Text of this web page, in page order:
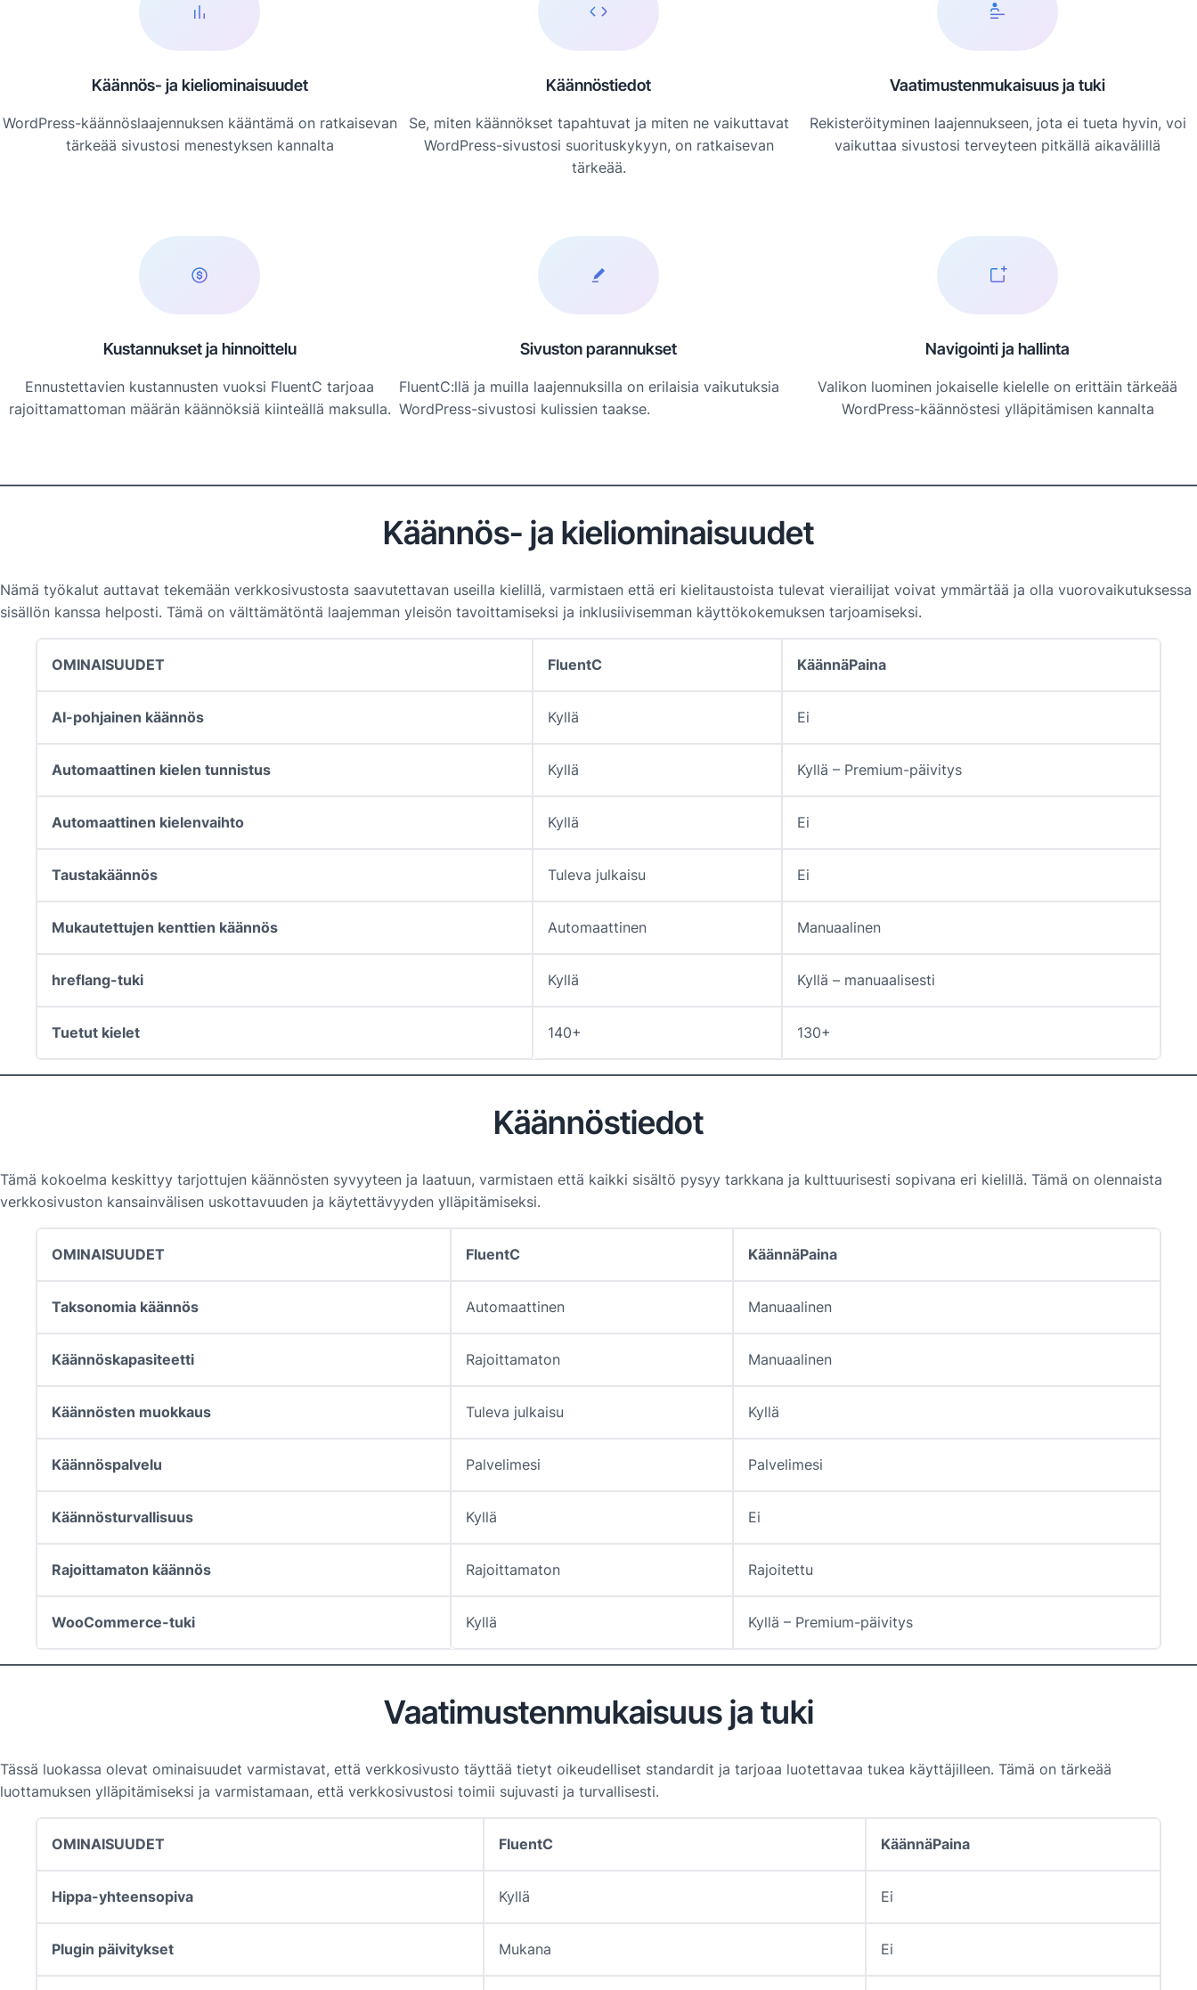
Käännös- ja kieliominaisuudet
WordPress-käännöslaajennuksen kääntämä on ratkaisevan
tärkeää sivustosi menestyksen kannalta
Käännöstiedot
Se, miten käännökset tapahtuvat ja miten ne vaikuttavat
WordPress-sivustosi suorituskykyyn, on ratkaisevan
tärkeää.
Vaatimustenmukaisuus ja tuki
Rekisteröityminen laajennukseen, jota ei tueta hyvin, voi
vaikuttaa sivustosi terveyteen pitkällä aikavälillä
Kustannukset ja hinnoittelu
Ennustettavien kustannusten vuoksi FluentC tarjoaa
rajoittamattoman määrän käännöksiä kiinteällä maksulla.
Sivuston parannukset
FluentC:llä ja muilla laajennuksilla on erilaisia vaikutuksia
WordPress-sivustosi kulissien taakse.
Navigointi ja hallinta
Valikon luominen jokaiselle kielelle on erittäin tärkeää
WordPress-käännöstesi ylläpitämisen kannalta
Käännös- ja kieliominaisuudet
Nämä työkalut auttavat tekemään verkkosivustosta saavutettavan useilla kielillä, varmistaen että eri kielitaustoista tulevat vierailijat voivat ymmärtää ja olla vuorovaikutuksessa
sisällön kanssa helposti. Tämä on välttämätöntä laajemman yleisön tavoittamiseksi ja inklusiivisemman käyttökokemuksen tarjoamiseksi.
OMINAISUUDET FluentC KäännäPaina
AI-pohjainen käännös Kyllä Ei
Automaattinen kielen tunnistus Kyllä Kyllä – Premium-päivitys
Automaattinen kielenvaihto Kyllä Ei
Taustakäännös Tuleva julkaisu Ei
Mukautettujen kenttien käännös Automaattinen Manuaalinen
hreflang-tuki Kyllä Kyllä – manuaalisesti
Tuetut kielet 140+ 130+
Käännöstiedot
Tämä kokoelma keskittyy tarjottujen käännösten syvyyteen ja laatuun, varmistaen että kaikki sisältö pysyy tarkkana ja kulttuurisesti sopivana eri kielillä. Tämä on olennaista
verkkosivuston kansainvälisen uskottavuuden ja käytettävyyden ylläpitämiseksi.
OMINAISUUDET FluentC KäännäPaina
Taksonomia käännös Automaattinen Manuaalinen
Käännöskapasiteetti Rajoittamaton Manuaalinen
Käännösten muokkaus Tuleva julkaisu Kyllä
Käännöspalvelu Palvelimesi Palvelimesi
Käännösturvallisuus Kyllä Ei
Rajoittamaton käännös Rajoittamaton Rajoitettu
WooCommerce-tuki Kyllä Kyllä – Premium-päivitys
Vaatimustenmukaisuus ja tuki
Tässä luokassa olevat ominaisuudet varmistavat, että verkkosivusto täyttää tietyt oikeudelliset standardit ja tarjoaa luotettavaa tukea käyttäjilleen. Tämä on tärkeää
luottamuksen ylläpitämiseksi ja varmistamaan, että verkkosivustosi toimii sujuvasti ja turvallisesti.
OMINAISUUDET FluentC KäännäPaina
Hippa-yhteensopiva Kyllä Ei
Plugin päivitykset Mukana Ei